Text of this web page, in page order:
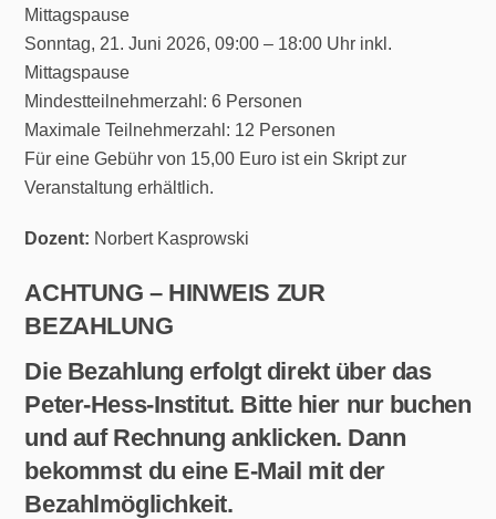
Mittagspause
Sonntag, 21. Juni 2026, 09:00 – 18:00 Uhr inkl.
Mittagspause
Mindestteilnehmerzahl: 6 Personen
Maximale Teilnehmerzahl: 12 Personen
Für eine Gebühr von 15,00 Euro ist ein Skript zur
Veranstaltung erhältlich.
Dozent: Norbert Kasprowski
ACHTUNG – HINWEIS ZUR
BEZAHLUNG
Die Bezahlung erfolgt direkt über das
Peter-Hess-Institut. Bitte hier nur buchen
und auf Rechnung anklicken. Dann
bekommst du eine E-Mail mit der
Bezahlmöglichkeit.